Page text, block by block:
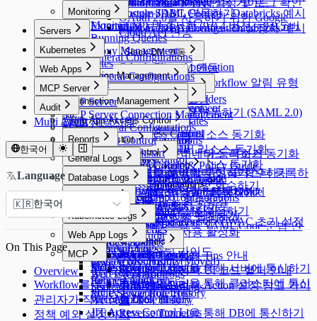
전)
External API 변경사항 (9.9.4 버전 > 9.9.5 버
전)
Google SAML 연동하기
Multi-Factor Authentication 설정하기
[Okta] 프로비저닝 연동 가이드
Event Callback 연동
OAuth 2.0을 사용하기 위한 Google
Cloud API 연동
Slack DM 연동
Slack DM 연동
Slack DM - Workflow 알림 유형
OAuth Client Application
Identity Providers
Identity Providers
AWS SSO 연동하기 (SAML 2.0)
LLM Provider 설정
Custom Data Source 설정 및 로그 확인
Custom JDBC Configs - Databricks 예시
Custom JDBC Configs - Databricks 예시
Monitoring
Monitoring
Running Queries
Proxy Management
Servers
Servers
SAC General Configurations
Connection Management
Connection Management
Cloud Providers
Cloud Providers
AWS에서 서버 리소스 동기화
Azure에서 서버 리소스 동기화
GCP에서 서버 리소스 동기화
Servers
Servers
수동으로 개별 서버 등록하기
Server Groups
Server Groups
서버를 그룹으로 관리하기
Server Agents for RDP
Server Agents for RDP
Server Agent 설치 및 제거하기
ProxyJump Configurations
ProxyJump Configurations
ProxyJump 생성하기
Server Account Management
Server Account Management
Server Account Templates
SSH Key Configurations
Account Management
Password Provisioning
Password Provisioning
패스워드 변경 Job 생성하기
Session Monitoring
Server Access Control
Server Access Control
Access Control
Access Control
Permissions 부여 및 회수하기
Role 부여 및 회수하기
Server Privilege 부여하기
Roles
Policies
Policies
서버 접근 정책 설정하기
Server Proxy 사용 활성화
Command Templates
Blocked Accounts
Kubernetes
Kubernetes
KAC General Configurations
Connection Management
Connection Management
Cloud Providers
Cloud Providers
AWS에서 쿠버네티스 리소스 동기화
Clusters
Clusters
수동으로 쿠버네티스 클러스터 등록하
기
K8s Access Control
K8s Access Control
Access Control
Access Control
쿠버네티스 역할 부여 및 회수하기
Roles
Roles
쿠버네티스 역할 설정하기
Policies
Policies
쿠버네티스 정책 설정하기
쿠버네티스 정책 YAML Code 문법 안
내
쿠버네티스 정책 Tips 안내
쿠버네티스 정책 UI 코드 헬퍼 안내
쿠버네티스 정책 Action 설정 참고 가이
드
Web Apps
Web Apps
Connection Management
Connection Management
Web Apps
Web App Configurations
Web App Access Control
Web App Access Control
Access Control
Access Control
Role 부여 및 회수하기
Roles
Policies
WAC Quickstart
WAC Quickstart
[~10.2.7] WAC Role & Policy Guide
[10.2.8~] WAC RBAC Guide
[10.3.0 ~] WAC JIT 권한 획득 Guide
Root CA 인증서 설치 가이드
Web App Configurations에서 WAC 초기 설정
하기
WAC 트러블슈팅 가이드
WAC FAQ
MCP Server
MCP Server
MCP Server Connection Management
MAC General Configurations
MCP Access Control
Audit
Audit
Reports
Reports
Reports
Audit Log Export
General Logs
General Logs
User Access History
Activity Logs
Admin Role History
Workflow Logs
Reverse Tunnels
Reverse Tunnels
Reverse Tunnel을 통해 서버에 통신하기
Reverse Tunnel을 통해 클러스터에 통신
하기
Reverse Tunnel을 통해 DB에 통신하기
AI Chat Audit
Database Logs
Database Logs
DB Access History
Query Audit
Running Queries
DML Snapshots
Account Lock History
Access Control Logs
Policy Audit Logs
Policy Exception Logs
Server Logs
Server Access History
Command Audit
Session Logs
Session Monitoring (Moved)
Access Control Logs
Server Role History
Account Lock History
Kubernetes Logs
Kubernetes Logs
Request Audit
Pod Session Recordings
Kubernetes Role History
Web App Logs
Web App Logs
Web Access History
Web Event Audit
User Activity Recordings
Web App Role History
JIT Access Control Logs
MCP
MCP
Request Audit
MCP Server Role History
Multi Agent 제약사항
한국어
Language
🇰🇷한국어
On This Page
Overview
Workflow를 통한 정책 예외관리
관리자가 직접 정책 예외 설정
정책 예외 설정하기